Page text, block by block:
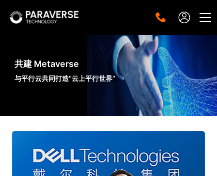
共建 Metaverse
与平行云共同打造“云上平行世界”